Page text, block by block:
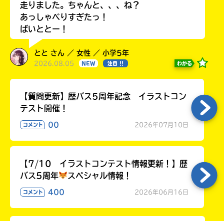
走りました。ちゃんと、、、ね？
あっしゃべりすぎたっ！
ばいととー！
とと さん ／ 女性 ／ 小学5年
2026.08.05 NEW 注目 !! わかる
【質問更新】歴バス5周年記念 イラストコン
テスト開催！
コメント 00 2026年07月10日
【7/10 イラストコンテスト情報更新！】歴
バス5周年
スペシャル情報！
コメント 400 2026年06月16日